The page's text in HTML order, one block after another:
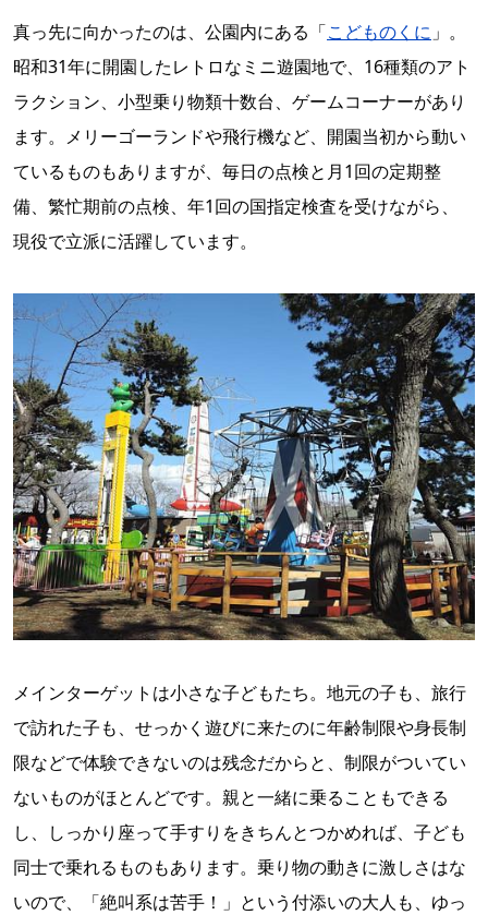
真っ先に向かったのは、公園内にある「こどものくに 」。
昭和31年に開園したレトロなミニ遊園地で、16種類のアト
ラクション、小型乗り物類十数台、ゲームコーナーがあり
ます。メリーゴーランドや飛行機など、開園当初から動い
ているものもありますが、毎日の点検と月1回の定期整
備、繁忙期前の点検、年1回の国指定検査を受けながら、
現役で立派に活躍しています。
メインターゲットは小さな子どもたち。地元の子も、旅行
で訪れた子も、せっかく遊びに来たのに年齢制限や身長制
限などで体験できないのは残念だからと、制限がついてい
ないものがほとんどです。親と一緒に乗ることもできる
し、しっかり座って手すりをきちんとつかめれば、子ども
同士で乗れるものもあります。乗り物の動きに激しさはな
いので、「絶叫系は苦手！」という付添いの大人も、ゆっ